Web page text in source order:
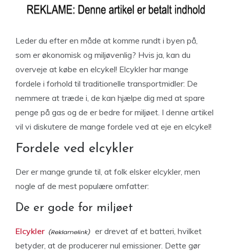
Leder du efter en måde at komme rundt i byen på,
som er økonomisk og miljøvenlig? Hvis ja, kan du
overveje at købe en elcykel! Elcykler har mange
fordele i forhold til traditionelle transportmidler: De
nemmere at træde i, de kan hjælpe dig med at spare
penge på gas og de er bedre for miljøet. I denne artikel
vil vi diskutere de mange fordele ved at eje en elcykel!
Fordele ved elcykler
Der er mange grunde til, at folk elsker elcykler, men
nogle af de mest populære omfatter:
De er gode for miljøet
Elcykler
er drevet af et batteri, hvilket
betyder, at de producerer nul emissioner. Dette gør